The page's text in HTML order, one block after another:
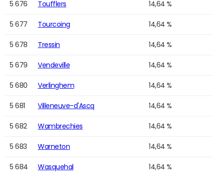
5 676 Toufflers 14,64 %
5 677 Tourcoing 14,64 %
5 678 Tressin 14,64 %
5 679 Vendeville 14,64 %
5 680 Verlinghem 14,64 %
5 681 Villeneuve-d'Ascq 14,64 %
5 682 Wambrechies 14,64 %
5 683 Warneton 14,64 %
5 684 Wasquehal 14,64 %